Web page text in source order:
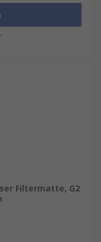
Filtermatte, G2